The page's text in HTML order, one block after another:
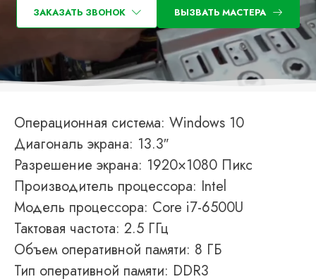
ЗАКАЗАТЬ ЗВОНОК ВЫЗВАТЬ МАСТЕРА
Операционная система: Windows 10
Диагональ экрана: 13.3″
Разрешение экрана: 1920×1080 Пикс
Производитель процессора: Intel
Модель процессора: Core i7-6500U
Тактовая частота: 2.5 ГГц
Объем оперативной памяти: 8 ГБ
Тип оперативной памяти: DDR3